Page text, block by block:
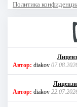
Политика
Автор: diakov
Автор: diakov